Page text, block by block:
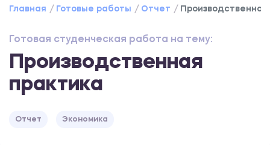
Главная Готовые работы Отчет
Готовая студенческая работа на тему:
Производственная
практика
Отчет Экономика